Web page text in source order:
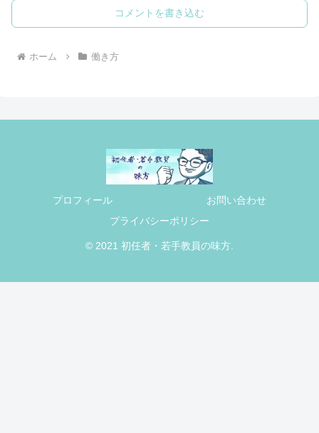
コメントを書き込む
ホーム 働き方
プロフィール
お問い合わせ
プライバシーポリシー
© 2021 初任者・若手教員の味方.